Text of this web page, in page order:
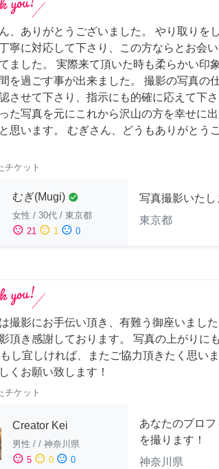
、ありがとうございました。 やり取りを
寧に対応して下さり、この方ならとお会
ました。 実際来て頂いた時も柔らかい印
を過ごす事が出来ました。 撮影の写真の
させて下さり、指示にも的確に応えて下
た写真を元にこれから沢山の方を幸せに
思います。 むぎさん、どうもありがとう
チケット
むぎ(Mugi) check_circle
女性 / 30代 / 東京都
sentiment_satisfied 21 sentiment_neutral 1 sentiment_dissatisfied 0
写真撮影いたし
東京都
撮影にお手伝い頂き、有難う御座いました
頂き感謝しております。 写真の上がりに
し宜しければ、またご協力頂きたく思い
くお願い致します！
チケット
Creator Kei
男性 / / 神奈川県
sentiment_satisfied 5 sentiment_neutral 0 sentiment_dissatisfied 0
あなたのプロ
を撮ります！
神奈川県